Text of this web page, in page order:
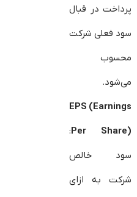
پرداخت در قبال
سود فعلی شرکت
محسوب
می‌شود.
EPS (Earnings
Per Share)
:
سود خالص
شرکت به ازای